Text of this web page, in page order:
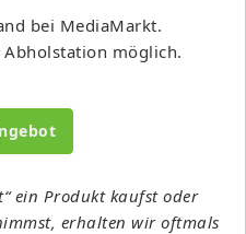
bei MediaMarkt.
möglich.
ein Produkt kaufst oder
erhalten wir oftmals